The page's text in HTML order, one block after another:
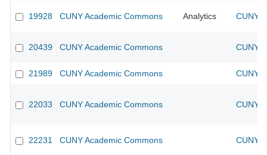
19928 CUNY Academic Commons Analytics CUNY
20439 CUNY Academic Commons CUNY
21989 CUNY Academic Commons CUNY
22033 CUNY Academic Commons CUNY
22231 CUNY Academic Commons CUNY